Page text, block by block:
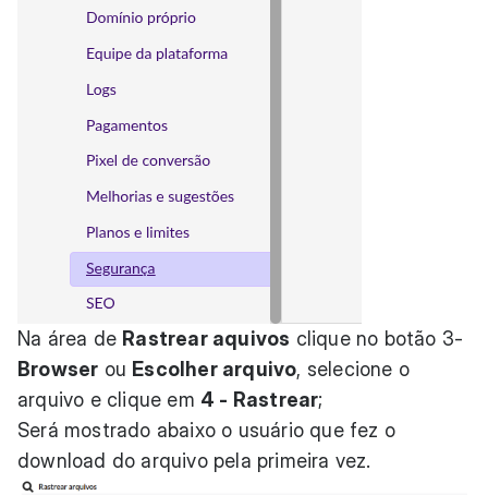
Na área de Rastrear aquivos clique no botão 3-
Browser ou Escolher arquivo, selecione o
arquivo e clique em 4 - Rastrear;
Será mostrado abaixo o usuário que fez o
download do arquivo pela primeira vez.